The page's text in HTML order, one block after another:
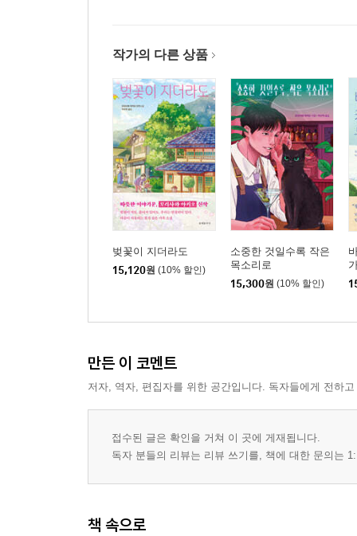
작가의 다른 상품
벚꽃이 지더라도
15,120원 (10% 할인)
소중한 것일수록 작은
목소리로
15,300원 (10% 할인)
만든 이 코멘트
저자, 역자, 편집자를 위한 공간입니다. 독자들에게 전하
접수된 글은 확인을 거쳐 이 곳에 게재됩니다.
독자 분들의 리뷰는 리뷰 쓰기를, 책에 대한 문의는
책 속으로